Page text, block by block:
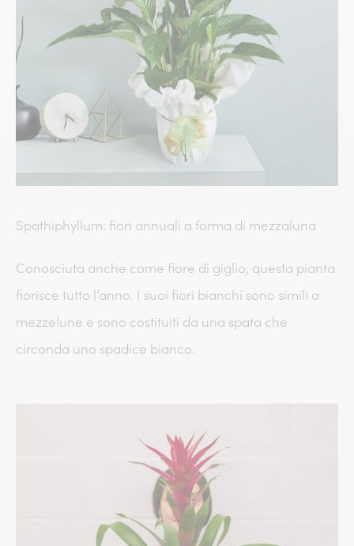
Spathiphyllum: fiori annuali a forma di mezzaluna
Conosciuta anche come fiore di giglio, questa pianta
fiorisce tutto l’anno. I suoi fiori bianchi sono simili a
mezzelune e sono costituiti da una spata che
circonda uno spadice bianco.